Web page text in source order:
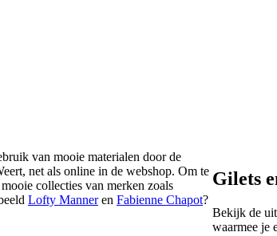
van mooie materialen door de
net als online in de webshop. Om te
collecties van merken zoals
Lofty Manneren Fabienne Chapot?
Gilets
Bekijk de
waarmee je